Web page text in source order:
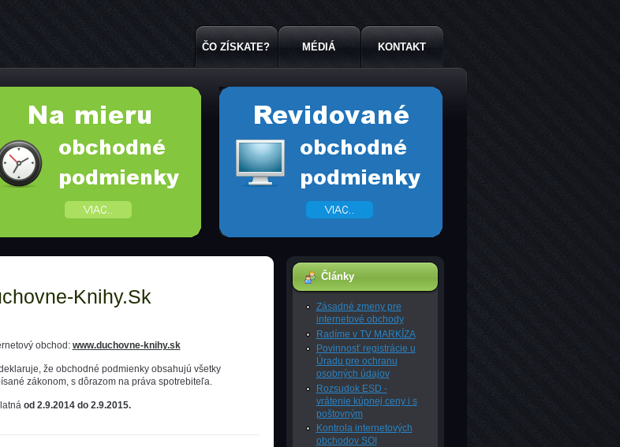
ČO ZÍSKATE? MÉDIÁ KONTAKT
Články
Zásadné zmeny pre
internetové obchody
Radíme v TV MARKÍZA
Povinnosť registrácie u
Úradu pre ochranu
osobných údajov
Rozsudok ESD -
vrátenie kúpnej ceny i s
poštovným
Kontrola internetových
obchodov SOI
Knihy.sk
obchod: www.duchovne-knihy.sk
že obchodné podmienky obsahujú všetky
zákonom, s dôrazom na práva spotrebiteľa.
od 2.9.2014 do 2.9.2015.